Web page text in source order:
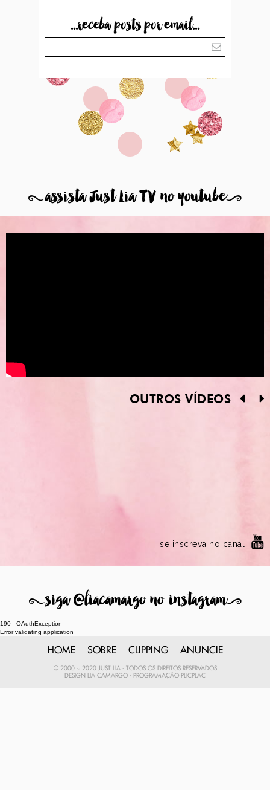
...receba posts por email...
8assista Just Lia TV no youtube9
OUTROS VÍDEOS
se inscreva no canal
8siga @liacamargo no instagram9
190 - OAuthException
Error validating application
HOME SOBRE CLIPPING ANUNCIE
© 2000 ~ 2020 JUST LIA - TODOS OS DIREITOS RESERVADOS
DESIGN
LIA CAMARGO - PROGRAMAÇÃO PLICPLAC